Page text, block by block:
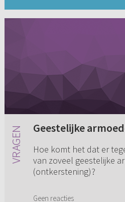
Geestelijke
Hoe komt het dat er
van zoveel geestelijke
(ontkerstening)?
Geen reacties